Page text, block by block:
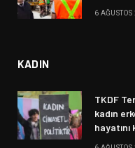
6
KADIN
TKDF
kadın